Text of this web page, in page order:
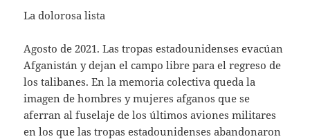
La dolorosa lista
Agosto de 2021. Las tropas estadounidenses evacúan
Afganistán y dejan el campo libre para el regreso de
los talibanes. En la memoria colectiva queda la
imagen de hombres y mujeres afganos que se
aferran al fuselaje de los últimos aviones militares
en los que las tropas estadounidenses abandonaron